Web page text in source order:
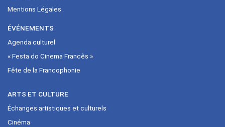
Mentions Légales
ÉVÉNEMENTS
Agenda culturel
« Festa do Cinema Francês »
Fête de la Francophonie
ARTS ET CULTURE
Échanges artistiques et culturels
Cinéma